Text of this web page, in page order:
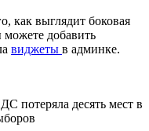
как выглядит боковая
добавить
виджеты в админке.
потеряла десять мест в